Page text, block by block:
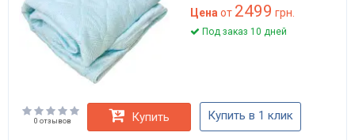
Цена от 2499 грн.
Под заказ 10 дней
0 отзывов Купить Купить в 1 клик